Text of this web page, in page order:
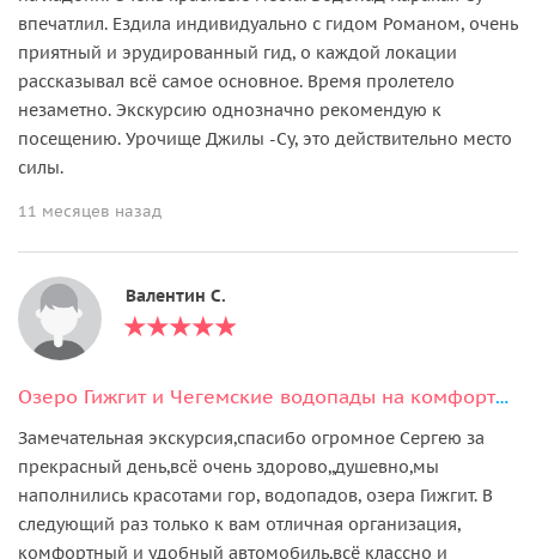
впечатлил. Ездила индивидуально с гидом Романом, очень
приятный и эрудированный гид, о каждой локации
рассказывал всё самое основное. Время пролетело
незаметно. Экскурсию однозначно рекомендую к
посещению. Урочище Джилы -Су, это действительно место
силы.
11 месяцев назад
Валентин С.
Озеро Гижгит и Чегемские водопады на комфортабельных внедорожниках
Замечательная экскурсия,спасибо огромное Сергею за
прекрасный день,всё очень здорово,,душевно,мы
наполнились красотами гор, водопадов, озера Гижгит. В
следующий раз только к вам отличная организация,
комфортный и удобный автомобиль,всё классно и